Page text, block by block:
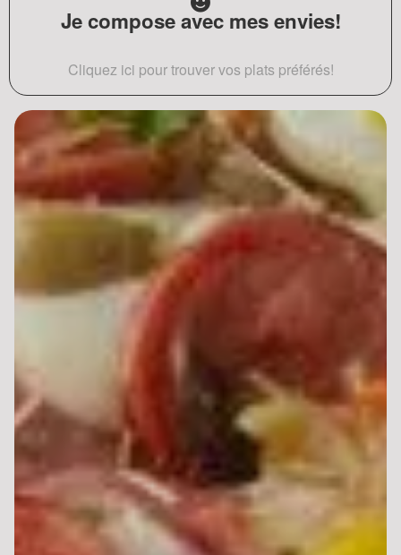
Je compose avec mes envies!
Cliquez ici pour trouver vos plats préférés!